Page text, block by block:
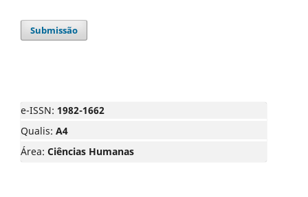
Submissão
e-ISSN: 1982-1662
Qualis: A4
Área: Ciências Humanas